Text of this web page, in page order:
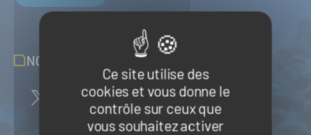
Ce site utilise des
cookies et vous donne le
contrôle sur ceux que
vous souhaitez activer
NOUS SUIVRE SUR LES RÉSEAUX